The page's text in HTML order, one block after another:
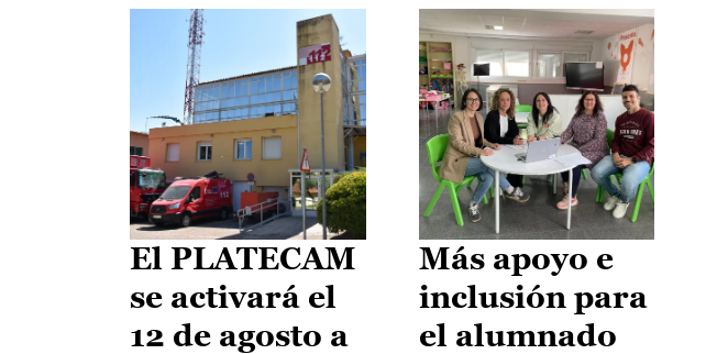
El PLATECAM
se activará el
12 de agosto a
Más apoyo e
inclusión para
el alumnado